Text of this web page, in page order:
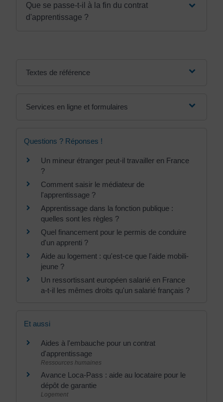
Que se passe-t-il à la fin du contrat
d'apprentissage ?
Textes de référence
Services en ligne et formulaires
Questions ? Réponses !
Un mineur étranger peut-il travailler en France
?
Comment saisir le médiateur de
l'apprentissage ?
Apprentissage dans la fonction publique :
quelles sont les règles ?
Quel financement pour le permis de conduire
d'un apprenti ?
Aide au logement : qu'est-ce que l'aide mobili-
jeune ?
Un ressortissant européen salarié en France
a-t-il les mêmes droits qu'un salarié français ?
Et aussi
Aides à l'embauche pour un contrat
d'apprentissage
Ressources humaines
Avance Loca-Pass : aide au locataire pour le
dépôt de garantie
Logement